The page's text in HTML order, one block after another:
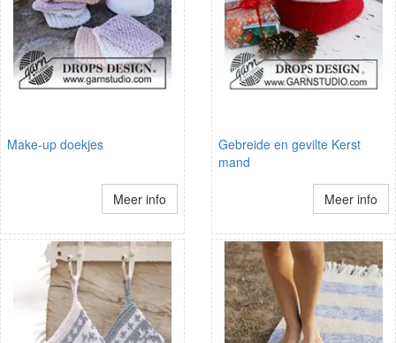
Make-up doekjes
Meer info
Gebreide en gevilte Kerst
mand
Meer info